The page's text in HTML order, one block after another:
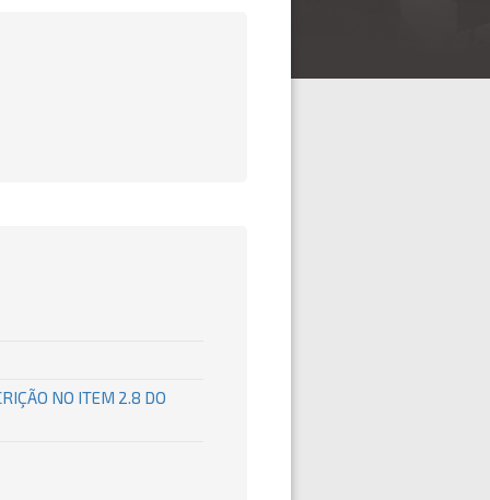
NO ITEM 2.8 DO